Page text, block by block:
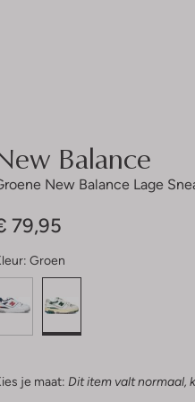
Balance
New Balance Lage
79,95
Groen
je maat: Dit item valt normaal,